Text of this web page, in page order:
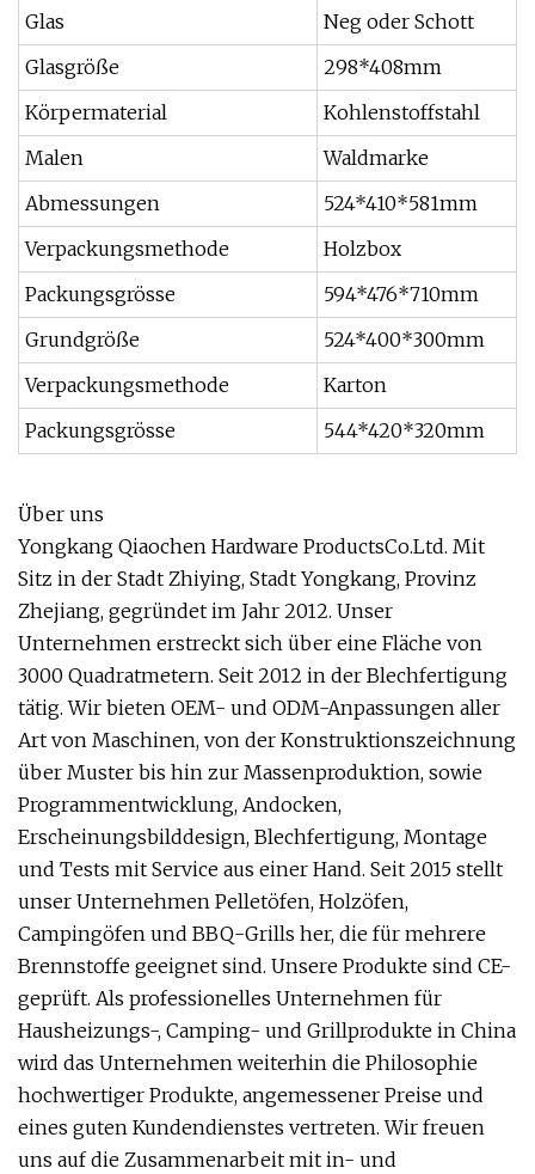
Glas
Neg oder Schott
Glasgröße
298*408mm
Körpermaterial
Kohlenstoffstahl
Malen
Waldmarke
Abmessungen
524*410*581mm
Verpackungsmethode
Holzbox
Packungsgrösse
594*476*710mm
Grundgröße
524*400*300mm
Verpackungsmethode
Karton
Packungsgrösse
544*420*320mm
Über uns
Yongkang Qiaochen Hardware ProductsCo.Ltd. Mit
Sitz in der Stadt Zhiying, Stadt Yongkang, Provinz
Zhejiang, gegründet im Jahr 2012. Unser
Unternehmen erstreckt sich über eine Fläche von
3000 Quadratmetern. Seit 2012 in der Blechfertigung
tätig. Wir bieten OEM- und ODM-Anpassungen aller
Art von Maschinen, von der Konstruktionszeichnung
über Muster bis hin zur Massenproduktion, sowie
Programmentwicklung, Andocken,
Erscheinungsbilddesign, Blechfertigung, Montage
und Tests mit Service aus einer Hand. Seit 2015 stellt
unser Unternehmen Pelletöfen, Holzöfen,
Campingöfen und BBQ-Grills her, die für mehrere
Brennstoffe geeignet sind. Unsere Produkte sind CE-
geprüft. Als professionelles Unternehmen für
Hausheizungs-, Camping- und Grillprodukte in China
wird das Unternehmen weiterhin die Philosophie
hochwertiger Produkte, angemessener Preise und
eines guten Kundendienstes vertreten. Wir freuen
uns auf die Zusammenarbeit mit in- und